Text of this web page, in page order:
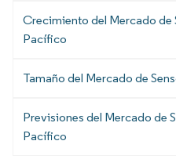
Crecimiento del Mercado de
Pacífico
Tamaño del Mercado de
Previsiones del Mercado de
Pacífico